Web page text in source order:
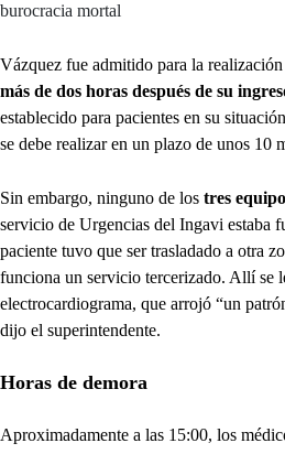
burocracia mortal
Vázquez fue admitido para la
más de dos horas después de su
establecido para pacientes en su
se debe realizar en un plazo de unos 10
Sin embargo, ninguno de los tres
servicio de Urgencias del Ingavi estaba
paciente tuvo que ser trasladado a otra
funciona un servicio tercerizado. Allí se
electrocardiograma, que arrojó “un
dijo el superintendente.
Horas de demora
Aproximadamente a las 15:00, los